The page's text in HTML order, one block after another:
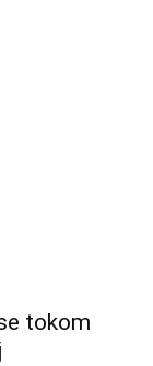
tokom